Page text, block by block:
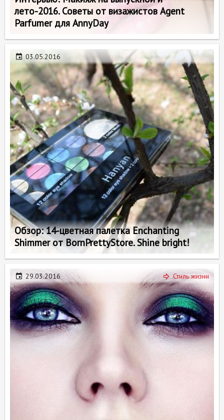
лето-2016. Советы от визажистов Agent
Parfumer для AnnyDay
03.05.2016
Обзор: 14-цветная палетка Enchanting
Shimmer от BornPrettyStore. Shine bright!
29.03.2016 Стиль жизни